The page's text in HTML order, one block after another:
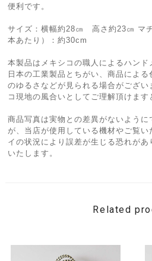
便利です。
サイズ：横幅約28㎝ 高さ約23㎝ マ
本あたり）：約30cm
本製品はメキシコの職人によるハンド
日本の工業製品とちがい、商品によ
のゆるさなどが見られる場合がござ
コ現地の風合いとしてご理解頂けます
商品写真は実物との差異がないよう
が、当店が使用している機材やご覧
イの状況により誤差が生じる恐れが
いたします。
Related